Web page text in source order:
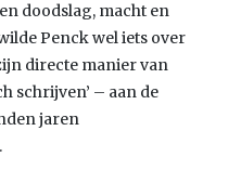
doodslag, macht en
Penck wel iets over
directe manier van
schrijven’ – aan de
jaren